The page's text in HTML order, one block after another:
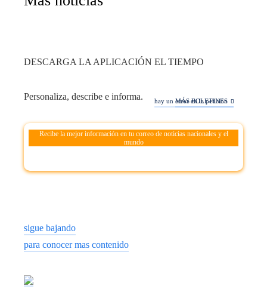
DESCARGA LA APLICACIÓN EL TIEMPO
Personaliza, describe e informa.
Recibe la mejor información en tu correo de noticias nacionales y el
mundo
MÁS BOLETINES
hay un error en la petición
sigue bajando
para conocer mas contenido